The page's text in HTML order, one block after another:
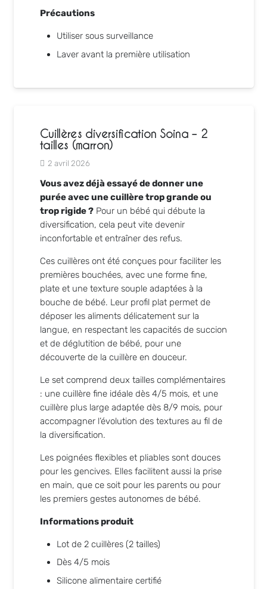
Précautions
Utiliser sous surveillance
Laver avant la première utilisation
Cuillères diversification Soina – 2
tailles (marron)
2 avril 2026
Vous avez déjà essayé de donner une
purée avec une cuillère trop grande ou
trop rigide ?Pour un bébé qui débute la
diversification, cela peut vite devenir
inconfortable et entraîner des refus.
Ces cuillères ont été conçues pour faciliter les
premières bouchées, avec une forme fine,
plate et une texture souple adaptées à la
bouche de bébé. Leur profil plat permet de
déposer les aliments délicatement sur la
langue, en respectant les capacités de succion
et de déglutition de bébé, pour une
découverte de la cuillère en douceur.
Le set comprend deux tailles complémentaires
: une cuillère fine idéale dès 4/5 mois, et une
cuillère plus large adaptée dès 8/9 mois, pour
accompagner l’évolution des textures au fil de
la diversification.
Les poignées flexibles et pliables sont douces
pour les gencives. Elles facilitent aussi la prise
en main, que ce soit pour les parents ou pour
les premiers gestes autonomes de bébé.
Informations produit
Lot de 2 cuillères (2 tailles)
Dès 4/5 mois
Silicone alimentaire certifié